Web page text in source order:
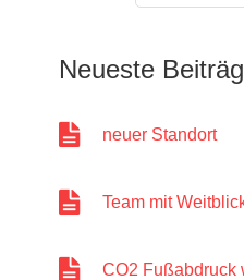
Neueste
neuer Standort
Team mit
CO2 Fußabdruck